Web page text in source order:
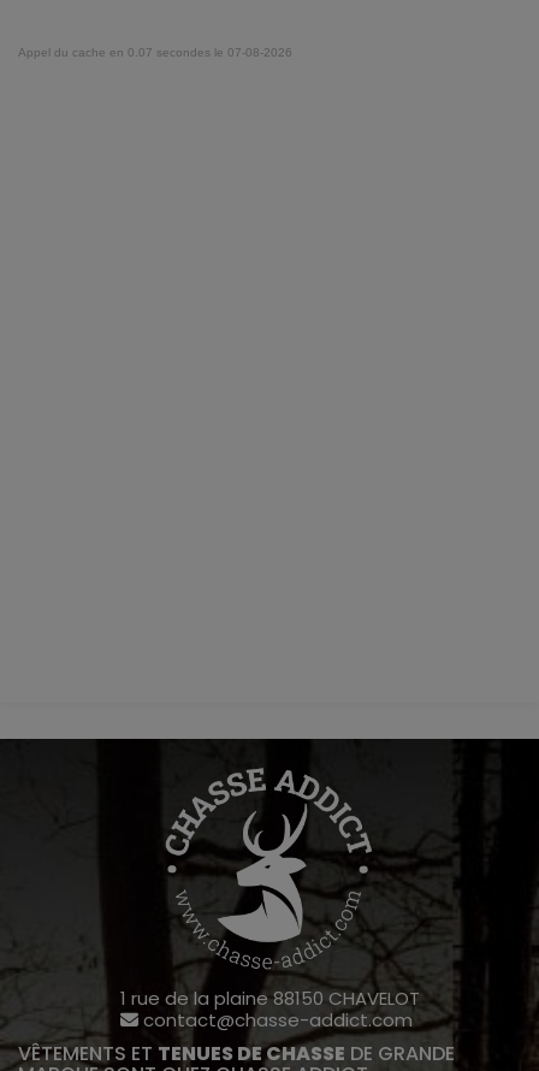
Appel du cache en 0.07 secondes le 07-08-2026
1 rue de la plaine 88150 CHAVELOT
contact@chasse-addict.com
VÊTEMENTS ET TENUES DE CHASSE DE GRANDE